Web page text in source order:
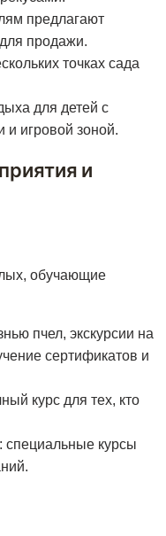
предлагают
продажи.
точках сада
для детей с
и игровой зоной.
и
обучающие
пчел, экскурсии на
сертификатов и
курс для тех, кто
: специальные курсы